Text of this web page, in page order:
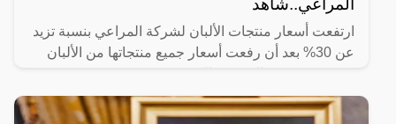
ارتفعت أسعار منتجات الألبان لشركة المراعي بنسبة تزيد
عن 30% بعد أن رفعت أسعار جميع منتجاتها من الألبان